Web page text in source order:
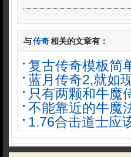
与传奇相关的文章有：
复古传奇模板简
蓝月传奇2,就如
只有两颗和牛魔
不能靠近的牛魔
1.76合击道士应